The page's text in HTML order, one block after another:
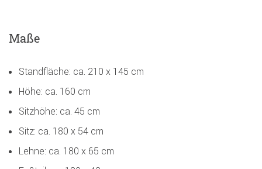
Maße
Standfläche: ca. 210 x 145 cm
Höhe: ca. 160 cm
Sitzhöhe: ca. 45 cm
Sitz: ca. 180 x 54 cm
Lehne: ca. 180 x 65 cm